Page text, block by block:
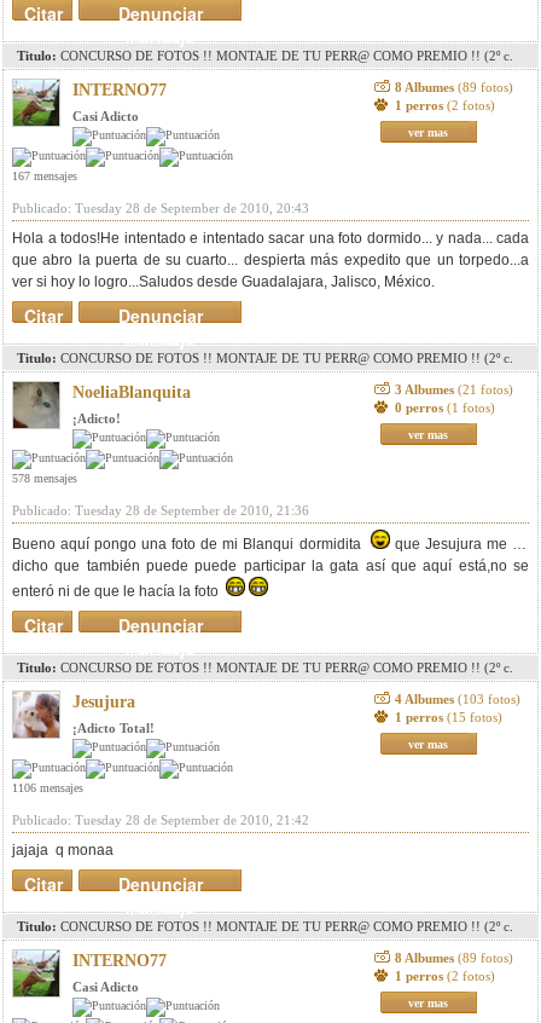
Denunciar
mensaje
Citar
Titulo: CONCURSO DE FOTOS !! MONTAJE DE TU PERR@ COMO PREMIO !! (2º c.
pag. 8)(3r c. pag. 11)(4º c. pag. 15)(5º c. pag.18)
INTERNO77
Casi Adicto
167 mensajes
8 Albumes (89 fotos)
1 perros (2 fotos)
ver mas
Publicado: Tuesday 28 de September de 2010, 20:43
Hola a todos!He intentado e intentado sacar una foto dormido... y nada... cada
que abro la puerta de su cuarto... despierta más expedito que un torpedo...a
ver si hoy lo logro...Saludos desde Guadalajara, Jalisco, México.
Denunciar
mensaje
Citar
Titulo: CONCURSO DE FOTOS !! MONTAJE DE TU PERR@ COMO PREMIO !! (2º c.
pag. 8)(3r c. pag. 11)(4º c. pag. 15)(5º c. pag.18)
NoeliaBlanquita
¡Adicto!
578 mensajes
3 Albumes (21 fotos)
0 perros (1 fotos)
ver mas
Publicado: Tuesday 28 de September de 2010, 21:36
Bueno aquí pongo una foto de mi Blanqui dormidita
que Jesujura me ha
dicho que también puede puede participar la gata así que aquí está,no se
enteró ni de que le hacía la foto
Denunciar
mensaje
Citar
Titulo: CONCURSO DE FOTOS !! MONTAJE DE TU PERR@ COMO PREMIO !! (2º c.
pag. 8)(3r c. pag. 11)(4º c. pag. 15)(5º c. pag.18)
Jesujura
¡Adicto Total!
1106 mensajes
4 Albumes (103 fotos)
1 perros (15 fotos)
ver mas
Publicado: Tuesday 28 de September de 2010, 21:42
jajaja q monaa
Denunciar
mensaje
Citar
Titulo: CONCURSO DE FOTOS !! MONTAJE DE TU PERR@ COMO PREMIO !! (2º c.
pag. 8)(3r c. pag. 11)(4º c. pag. 15)(5º c. pag.18)
INTERNO77
Casi Adicto
8 Albumes (89 fotos)
1 perros (2 fotos)
ver mas